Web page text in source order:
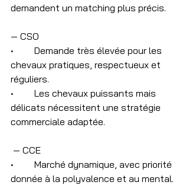
demandent un matching plus précis.
— CSO
•	Demande très élevée pour les
chevaux pratiques, respectueux et
réguliers.
•	Les chevaux puissants mais
délicats nécessitent une stratégie
commerciale adaptée.
— CCE
•	Marché dynamique, avec priorité
donnée à la polyvalence et au mental.